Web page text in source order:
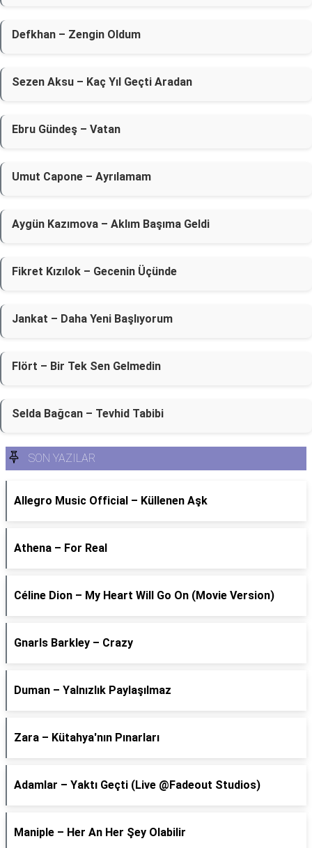
Defkhan – Zengin Oldum
Sezen Aksu – Kaç Yıl Geçti Aradan
Ebru Gündeş – Vatan
Umut Capone – Ayrılamam
Aygün Kazımova – Aklım Başıma Geldi
Fikret Kızılok – Gecenin Üçünde
Jankat – Daha Yeni Başlıyorum
Flört – Bir Tek Sen Gelmedin
Selda Bağcan – Tevhid Tabibi
SON YAZILAR
Allegro Music Official – Küllenen Aşk
Athena – For Real
Céline Dion – My Heart Will Go On (Movie Version)
Gnarls Barkley – Crazy
Duman – Yalnızlık Paylaşılmaz
Zara – Kütahya'nın Pınarları
Adamlar – Yaktı Geçti (Live @Fadeout Studios)
Maniple – Her An Her Şey Olabilir